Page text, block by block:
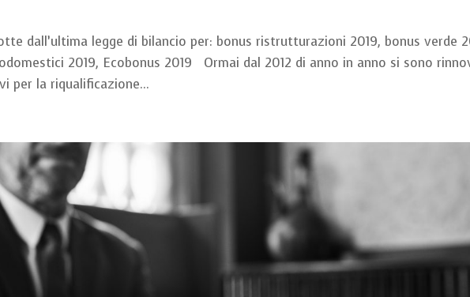
dall’ultima legge di bilancio per: bonus ristrutturazioni 2019, bonus verde
2019, Ecobonus 2019 Ormai dal 2012 di anno in anno si sono
per la riqualificazione...